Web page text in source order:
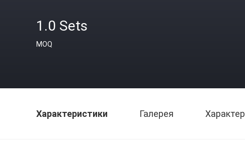
1.0 Sets
MOQ
Характеристики Галерея